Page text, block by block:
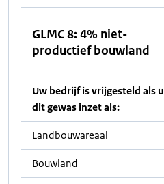
GLMC 8: 4% niet-
productief bouwland
Uw bedrijf is vrijgesteld als u
dit gewas inzet als:
Landbouwareaal
Bouwland